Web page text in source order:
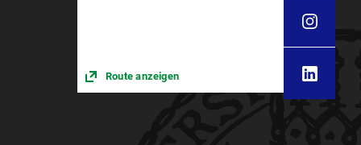
Route anzeigen